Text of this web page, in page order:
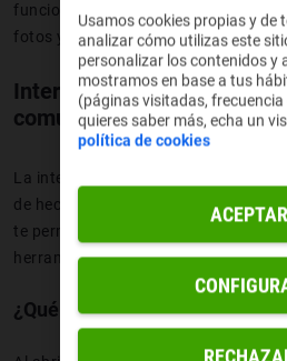
funciones, como enviar mensajes,
fotos y videos, y mucho más.
Interfaz de usuario: chats,
comunidades
La interfaz de usuario de WhatsApp
de hecho en cuanto abres laappya
te permite
herramientas que ofrece la
¿Qué hay en la pantalla
Usamos cookies propias y de
analizar cómo utilizas este
personalizar los contenidos y
mostramos en base a tus
(páginas visitadas, frecuencia
quieres saber más, echa un
política de cookies
ACEPTAR